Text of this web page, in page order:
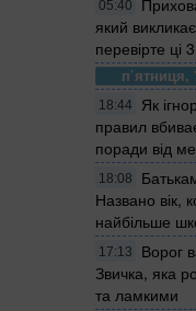
05:40
який
перевірте ці
п’ятниця,
18:44
Як
правил
поради від
18:08
Названо вік,
найбільше
17:13
Ворог
Звичка, яка
та ламкими